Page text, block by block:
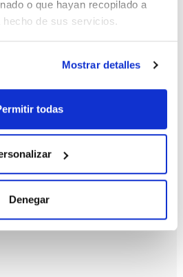
o que hayan recopilado a
de sus servicios.
Mostrar detalles
todas
Denegar
1 kg :: Botella
plástico